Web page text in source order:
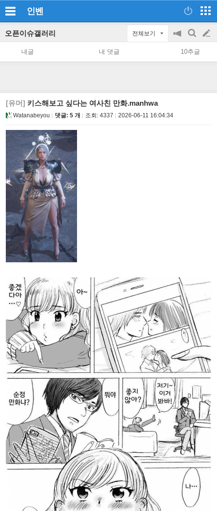
인벤
오픈이슈갤러리 전체보기
공
지
on/off
검
색
글
쓰
내글 내 댓글 10추글
[유머] 키스해보고 싶다는 여사친 만화.manhwa
Watanabeyou 댓글: 5 개 조회: 4337 2026-06-11 16:04:34